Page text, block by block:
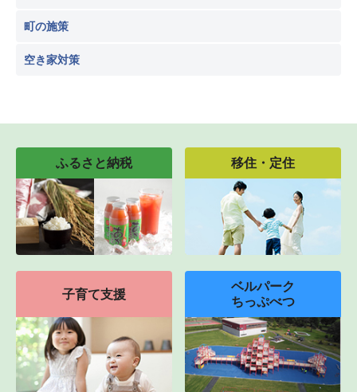
町の施策
空き家対策
ふるさと納税 移住・定住
子育て支援
ベルパーク
ちっぷべつ